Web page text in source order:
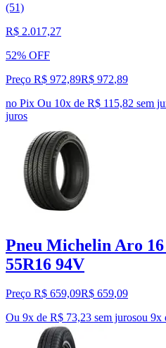
(51)
R$ 2.017,27
52% OFF
Preço R$ 972,89R$ 972,89
no Pix Ou 10x de R$ 115,82 sem
juros
Pneu Michelin Aro
55R16 94V
Preço R$ 659,09R$ 659,09
Ou 9x de R$ 73,23 sem jurosou 9x